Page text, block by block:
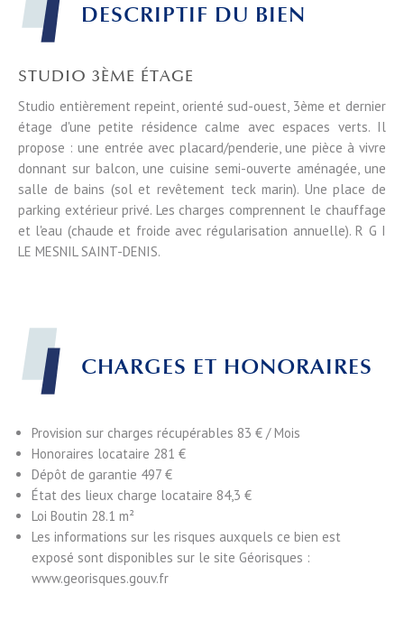
DESCRIPTIF DU BIEN
STUDIO 3ÈME ÉTAGE
Studio entièrement repeint, orienté sud-ouest, 3ème et dernier
étage d'une petite résidence calme avec espaces verts. Il
propose : une entrée avec placard/penderie, une pièce à vivre
donnant sur balcon, une cuisine semi-ouverte aménagée, une
salle de bains (sol et revêtement teck marin). Une place de
parking extérieur privé. Les charges comprennent le chauffage
et l'eau (chaude et froide avec régularisation annuelle). R G I
LE MESNIL SAINT-DENIS.
CHARGES ET HONORAIRES
Provision sur charges récupérables 83 € / Mois
Honoraires locataire 281 €
Dépôt de garantie 497 €
État des lieux charge locataire 84,3 €
Loi Boutin 28.1 m²
Les informations sur les risques auxquels ce bien est
exposé sont disponibles sur le site Géorisques :
www.georisques.gouv.fr